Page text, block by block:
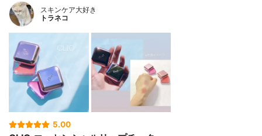
スキンケア大好き
トラネコ
5.00